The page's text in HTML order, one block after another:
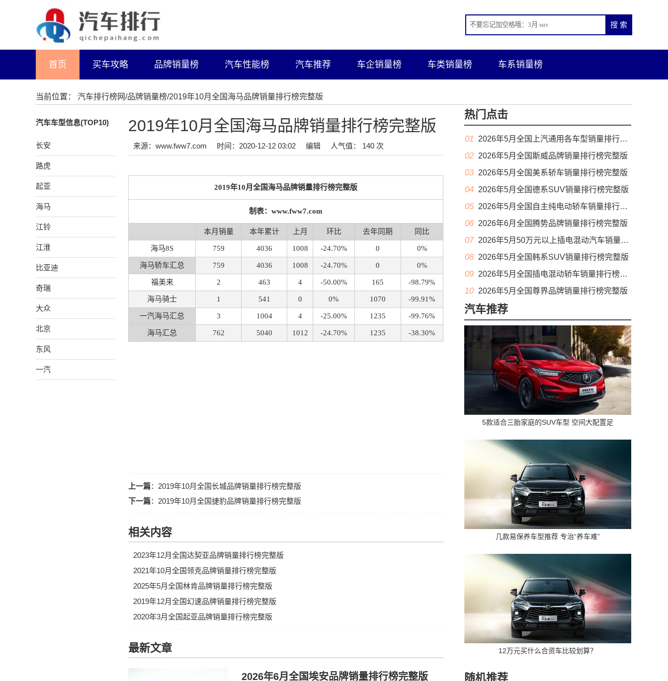
首页 买车攻略 品牌销量榜 汽车性能榜 汽车推荐 车企销量榜 车类销量榜 车系销量榜
当前位置： 汽车排行榜网/品牌销量榜/2019年10月全国海马品牌销量排行榜完整版
汽车车型信息(TOP10)
长安
路虎
起亚
海马
江铃
江淮
比亚迪
奇瑞
大众
北京
东风
一汽
2019年10月全国海马品牌销量排行榜完整版
来源：www.fww7.com 时间：2020-12-12 03:02 编辑 人气值： 140 次
2019年10月全国海马品牌销量排行榜完整版
制表：www.fww7.com
本月销量 本年累计 上月 环比 去年同期 同比
海马8S 759 4036 1008 -24.70% 0 0%
海马轿车汇总 759 4036 1008 -24.70% 0 0%
福美来 2 463 4 -50.00% 165 -98.79%
海马骑士 1 541 0 0% 1070 -99.91%
一汽海马汇总 3 1004 4 -25.00% 1235 -99.76%
海马汇总 762 5040 1012 -24.70% 1235 -38.30%
上一篇： 2019年10月全国长城品牌销量排行榜完整版
下一篇： 2019年10月全国捷豹品牌销量排行榜完整版
相关内容
2023年12月全国达契亚品牌销量排行榜完整版
2021年10月全国领克品牌销量排行榜完整版
2025年5月全国林肯品牌销量排行榜完整版
2019年12月全国幻速品牌销量排行榜完整版
2020年3月全国起亚品牌销量排行榜完整版
最新文章
2026年6月全国埃安品牌销量排行榜完整版
热门点击
01 2026年5月全国上汽通用各车型销量排行榜完整版
02 2026年5月全国斯威品牌销量排行榜完整版
03 2026年5月全国美系轿车销量排行榜完整版
04 2026年5月全国德系SUV销量排行榜完整版
05 2026年5月全国自主纯电动轿车销量排行榜完整版(出口量
06 2026年6月全国腾势品牌销量排行榜完整版
07 2026年5月50万元以上插电混动汽车销量排行榜（零售量）
08 2026年5月全国韩系SUV销量排行榜完整版
09 2026年5月全国插电混动轿车销量排行榜完整版(出口量
10 2026年5月全国尊界品牌销量排行榜完整版
汽车推荐
5款适合三胎家庭的SUV车型 空间大配置足
几款易保养车型推荐 专治“养车难”
12万元买什么合资车比较划算？
随机推荐